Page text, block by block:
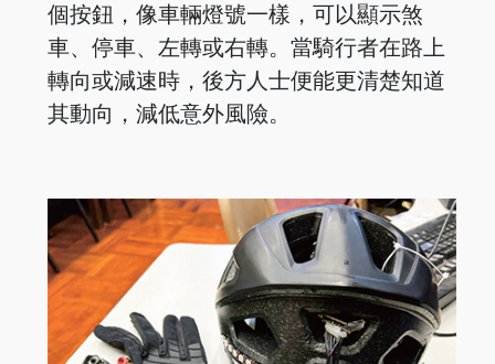
個按鈕，像車輛燈號一樣，可以顯示煞
車、停車、左轉或右轉。當騎行者在路上
轉向或減速時，後方人士便能更清楚知道
其動向，減低意外風險。